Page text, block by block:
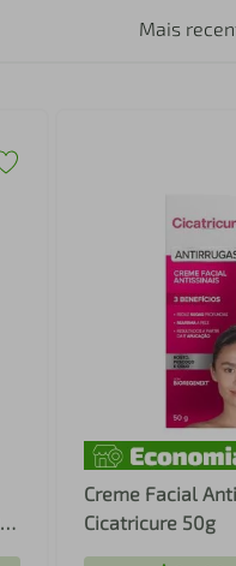
Mais
Creme Facial
Cicatricure 50g